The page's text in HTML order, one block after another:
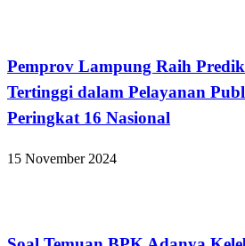
Pemprov Lampung Raih
Tertinggi dalam Pelayanan
Peringkat 16 Nasional
15 November 2024